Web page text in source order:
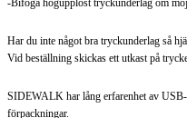
-Bifoga högupplöst tryckunderlag om
Har du inte något bra tryckunderlag så
Vid beställning skickas ett utkast på
SIDEWALK har lång erfarenhet av
förpackningar.